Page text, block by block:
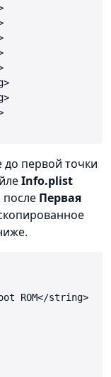
до первой точки
Info.plist
после Первая
ROM</string>